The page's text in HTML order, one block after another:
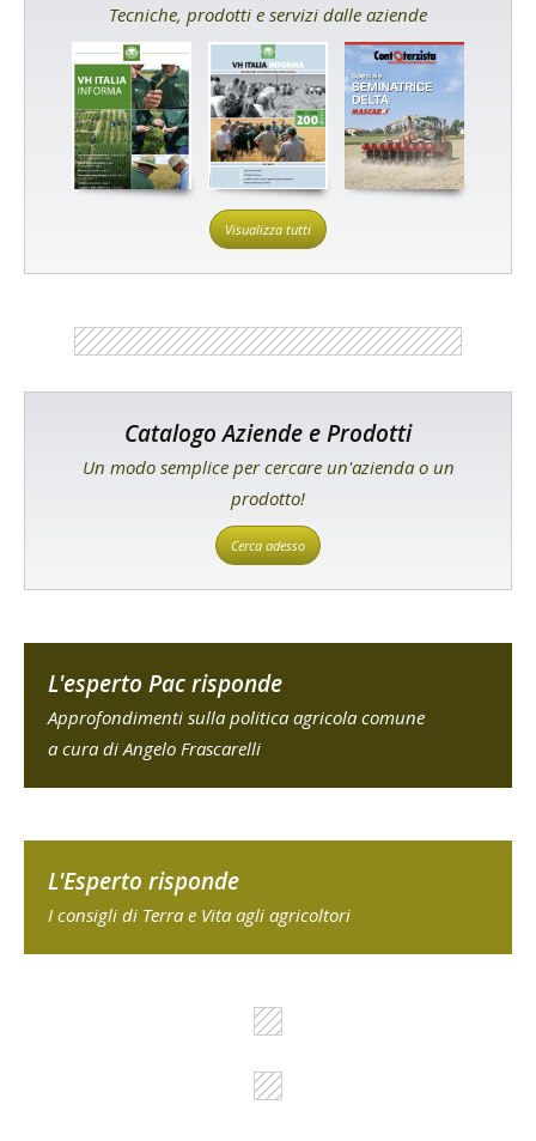
Tecniche, prodotti e servizi dalle aziende
Visualizza tutti
Catalogo Aziende e Prodotti
Un modo semplice per cercare un'azienda o un
prodotto!
Cerca adesso
L'esperto Pac risponde
Approfondimenti sulla politica agricola comune
a cura di Angelo Frascarelli
L'Esperto risponde
I consigli di Terra e Vita agli agricoltori